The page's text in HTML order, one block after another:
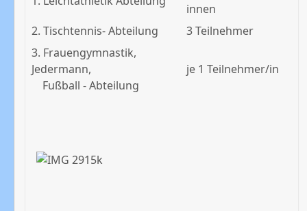
innen
2. Tischtennis- Abteilung
3 Teilnehmer
3. Frauengymnastik,
Jedermann,
Fußball - Abteilung
je 1 Teilnehmer/in